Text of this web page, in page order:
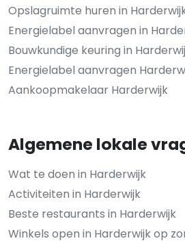
Opslagruimte huren in
Energielabel aanvragen in
Bouwkundige keuring in
Energielabel aanvragen
Aankoopmakelaar Harderwijk
Algemene lokale
Wat te doen in Harderwijk
Activiteiten in Harderwijk
Beste restaurants in Harderwijk
Winkels open in Harderwijk op